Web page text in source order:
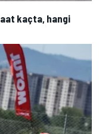
kaçta, hangi